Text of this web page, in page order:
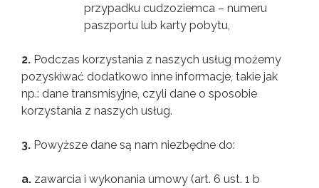
przypadku cudzoziemca – numeru
paszportu lub karty pobytu,
2. Podczas korzystania z naszych usług możemy
pozyskiwać dodatkowo inne informacje, takie jak
np.: dane transmisyjne, czyli dane o sposobie
korzystania z naszych usług.
3. Powyższe dane są nam niezbędne do:
a. zawarcia i wykonania umowy (art. 6 ust. 1 b